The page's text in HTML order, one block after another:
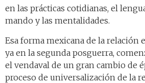
en las prácticas cotidianas, el
mando y las mentalidades.
Esa forma mexicana de la relación
ya en la segunda posguerra,
el vendaval de un gran cambio de
proceso de universalización de la